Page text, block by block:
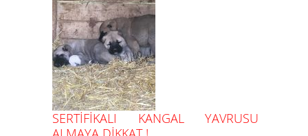
SERTİFİKALI KANGAL YAVRUSU